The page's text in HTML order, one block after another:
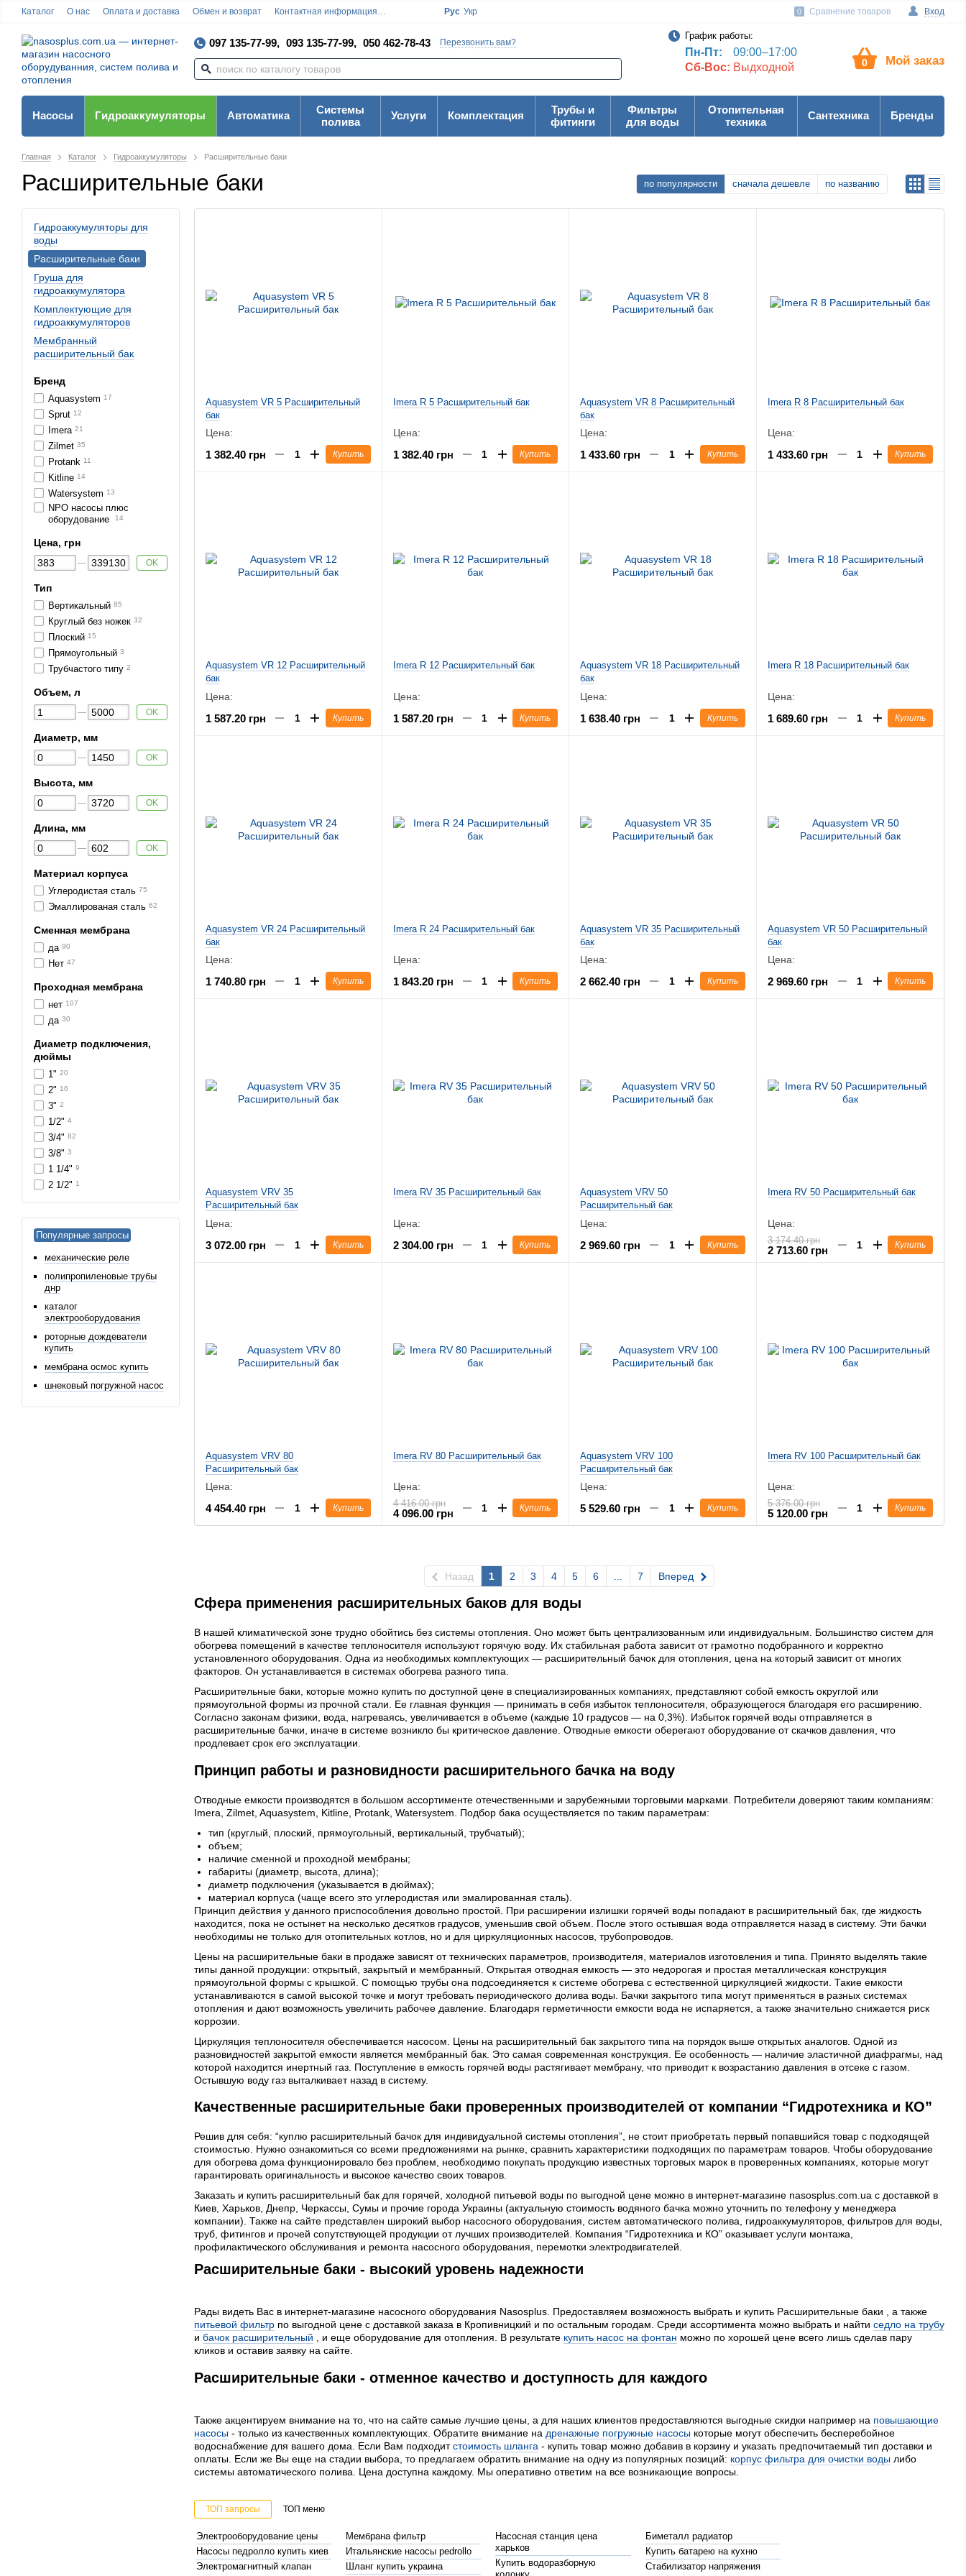
Каталог О нас Оплата и доставка Обмен и возврат Контактная информация Пользовательское соглашение Вход
0 Сравнение товаров
Рус Укр
097 135-77-99, 093 135-77-99, 050 462-78-43 Перезвонить вам?
График работы:
Пн-Пт:
09:00–17:00
Сб-Вос: Выдходной 0 Мой заказ
Насосы Гидроаккумуляторы Автоматика
Системы
полива
Услуги Комплектация
Трубы и
фитинги
Фильтры
для воды
Отопительная
техника
Сантехника Бренды
Главная Каталог Гидроаккумуляторы Расширительные баки
Расширительные баки
Сфера применения расширительных баков для воды
В нашей климатической зоне трудно обойтись без системы отопления. Оно может быть централизованным или индивидуальным. Большинство систем для
обогрева помещений в качестве теплоносителя используют горячую воду. Их стабильная работа зависит от грамотно подобранного и корректно
установленного оборудования. Одна из необходимых комплектующих — расширительный бачок для отопления, цена на который зависит от многих
факторов. Он устанавливается в системах обогрева разного типа.
Расширительные баки, которые можно купить по доступной цене в специализированных компаниях, представляют собой емкость округлой или
прямоугольной формы из прочной стали. Ее главная функция — принимать в себя избыток теплоносителя, образующегося благодаря его расширению.
Согласно законам физики, вода, нагреваясь, увеличивается в объеме (каждые 10 градусов — на 0,3%). Избыток горячей воды отправляется в
расширительные бачки, иначе в системе возникло бы критическое давление. Отводные емкости оберегают оборудование от скачков давления, что
продлевает срок его эксплуатации.
Принцип работы и разновидности расширительного бачка на воду
Отводные емкости производятся в большом ассортименте отечественными и зарубежными торговыми марками. Потребители доверяют таким компаниям:
Imera, Zilmet, Aquasystem, Kitline, Protank, Watersystem. Подбор бака осуществляется по таким параметрам:
тип (круглый, плоский, прямоугольный, вертикальный, трубчатый);
объем;
наличие сменной и проходной мембраны;
габариты (диаметр, высота, длина);
диаметр подключения (указывается в дюймах);
материал корпуса (чаще всего это углеродистая или эмалированная сталь).
Принцип действия у данного приспособления довольно простой. При расширении излишки горячей воды попадают в расширительный бак, где жидкость
находится, пока не остынет на несколько десятков градусов, уменьшив свой объем. После этого остывшая вода отправляется назад в систему. Эти бачки
необходимы не только для отопительных котлов, но и для циркуляционных насосов, трубопроводов.
Цены на расширительные баки в продаже зависят от технических параметров, производителя, материалов изготовления и типа. Принято выделять такие
типы данной продукции: открытый, закрытый и мембранный. Открытая отводная емкость — это недорогая и простая металлическая конструкция
прямоугольной формы с крышкой. С помощью трубы она подсоединяется к системе обогрева с естественной циркуляцией жидкости. Такие емкости
устанавливаются в самой высокой точке и могут требовать периодического долива воды. Бачки закрытого типа могут применяться в разных системах
отопления и дают возможность увеличить рабочее давление. Благодаря герметичности емкости вода не испаряется, а также значительно снижается риск
коррозии.
Циркуляция теплоносителя обеспечивается насосом. Цены на расширительный бак закрытого типа на порядок выше открытых аналогов. Одной из
разновидностей закрытой емкости является мембранный бак. Это самая современная конструкция. Ее особенность — наличие эластичной диафрагмы, над
которой находится инертный газ. Поступление в емкость горячей воды растягивает мембрану, что приводит к возрастанию давления в отсеке с газом.
Остывшую воду газ выталкивает назад в систему.
Качественные расширительные баки проверенных производителей от компании “Гидротехника и КО”
Решив для себя: “куплю расширительный бачок для индивидуальной системы отопления”, не стоит приобретать первый попавшийся товар с подходящей
стоимостью. Нужно ознакомиться со всеми предложениями на рынке, сравнить характеристики подходящих по параметрам товаров. Чтобы оборудование
для обогрева дома функционировало без проблем, необходимо покупать продукцию известных торговых марок в проверенных компаниях, которые могут
гарантировать оригинальность и высокое качество своих товаров.
Заказать и купить расширительный бак для горячей, холодной питьевой воды по выгодной цене можно в интернет-магазине nasosplus.com.ua с доставкой в
Киев, Харьков, Днепр, Черкассы, Сумы и прочие города Украины (актуальную стоимость водяного бачка можно уточнить по телефону у менеджера
компании). Также на сайте представлен широкий выбор насосного оборудования, систем автоматического полива, гидроаккумуляторов, фильтров для воды,
труб, фитингов и прочей сопутствующей продукции от лучших производителей. Компания “Гидротехника и КО” оказывает услуги монтажа,
профилактического обслуживания и ремонта насосного оборудования, перемотки электродвигателей.
по популярности сначала дешевле по названию
Aquasystem VR 5 Расширительный
бак
Цена:
1 382.40 грн Купить
Imera R 5 Расширительный бак
Цена:
1 382.40 грн Купить
Aquasystem VR 8 Расширительный
бак
Цена:
1 433.60 грн Купить
Imera R 8 Расширительный бак
Цена:
1 433.60 грн Купить
Aquasystem VR 12 Расширительный
бак
Цена:
1 587.20 грн Купить
Imera R 12 Расширительный бак
Цена:
1 587.20 грн Купить
Aquasystem VR 18 Расширительный
бак
Цена:
1 638.40 грн Купить
Imera R 18 Расширительный бак
Цена:
1 689.60 грн Купить
Aquasystem VR 24 Расширительный
бак
Цена:
1 740.80 грн Купить
Imera R 24 Расширительный бак
Цена:
1 843.20 грн Купить
Aquasystem VR 35 Расширительный
бак
Цена:
2 662.40 грн Купить
Aquasystem VR 50 Расширительный
бак
Цена:
2 969.60 грн Купить
Aquasystem VRV 35
Расширительный бак
Цена:
3 072.00 грн Купить
Imera RV 35 Расширительный бак
Цена:
2 304.00 грн Купить
Aquasystem VRV 50
Расширительный бак
Цена:
2 969.60 грн Купить
Imera RV 50 Расширительный бак
Цена:
3 174.40 грн
2 713.60 грн Купить
Aquasystem VRV 80
Расширительный бак
Цена:
4 454.40 грн Купить
Imera RV 80 Расширительный бак
Цена:
4 416.00 грн
4 096.00 грн Купить
Aquasystem VRV 100
Расширительный бак
Цена:
5 529.60 грн Купить
Imera RV 100 Расширительный бак
Цена:
5 376.00 грн
5 120.00 грн Купить
Назад 1 2 3 4 5 6 7 Вперед
Расширительные баки - высокий уровень надежности
Рады видеть Вас в интернет-магазине насосного оборудования Nasosplus. Предоставляем возможность выбрать и купить Расширительные баки , а также
питьевой фильтр по выгодной цене с доставкой заказа в Кропивницкий и по остальным городам. Среди ассортимента можно выбрать и найти седло на трубу
и бачок расширительный , и еще оборудование для отопления. В результате купить насос на фонтан можно по хорошей цене всего лишь сделав пару
кликов и оставив заявку на сайте.
Расширительные баки - отменное качество и доступность для каждого
Также акцентируем внимание на то, что на сайте самые лучшие цены, а для наших клиентов предоставляются выгодные скидки например на повышающие
насосы - только из качественных комплектующих. Обратите внимание на дренажные погружные насосы которые могут обеспечить бесперебойное
водоснабжение для вашего дома. Если Вам подходитстоимость шланга - купить товар можно добавив в корзину и указать предпочитаемый тип доставки и
оплаты. Если же Вы еще на стадии выбора, то предлагаем обратить внимание на одну из популярных позиций: корпус фильтра для очистки воды либо
системы автоматического полива. Цена доступна каждому. Мы оперативно ответим на все возникающие вопросы.
ТОП запросы ТОП меню
Электрооборудование цены
Насосы педролло купить киев
Электромагнитный клапан
Мембрана фильтр
Итальянские насосы pedrollo
Шланг купить украина
Насосная станция цена
харьков
Купить водоразборную
Биметалл радиатор
Купить батарею на кухню
Стабилизатор напряжения
Гидроаккумуляторы для
воды
Расширительные баки
Груша для
гидроаккумулятора
Комплектующие для
гидроаккумуляторов
Мембранный
расширительный бак
Бренд
Aquasystem 17
Sprut 12
Imera 21
Zilmet 35
Protank 11
Kitline 14
Watersystem 13
NPO насосы плюс
оборудование
14
Цена, грн
OK
Тип
Вертикальный 85
Круглый без ножек 32
Плоский 15
Прямоугольный 3
Трубчастого типу 2
Объем, л
OK
Диаметр, мм
OK
Высота, мм
OK
Длина, мм
OK
Материал корпуса
Углеродистая сталь 75
Эмаллированая сталь 62
Сменная мембрана
да 90
Нет 47
Проходная мембрана
нет 107
да 30
Диаметр подключения,
дюймы
1" 20
2" 16
3" 2
1/2" 4
3/4" 82
3/8" 3
1 1/4" 9
2 1/2" 1
Популярные запросы
механические реле
полипропиленовые трубы
днр
каталог
электрооборудования
роторные дождеватели
купить
мембрана осмос купить
шнековый погружной насос